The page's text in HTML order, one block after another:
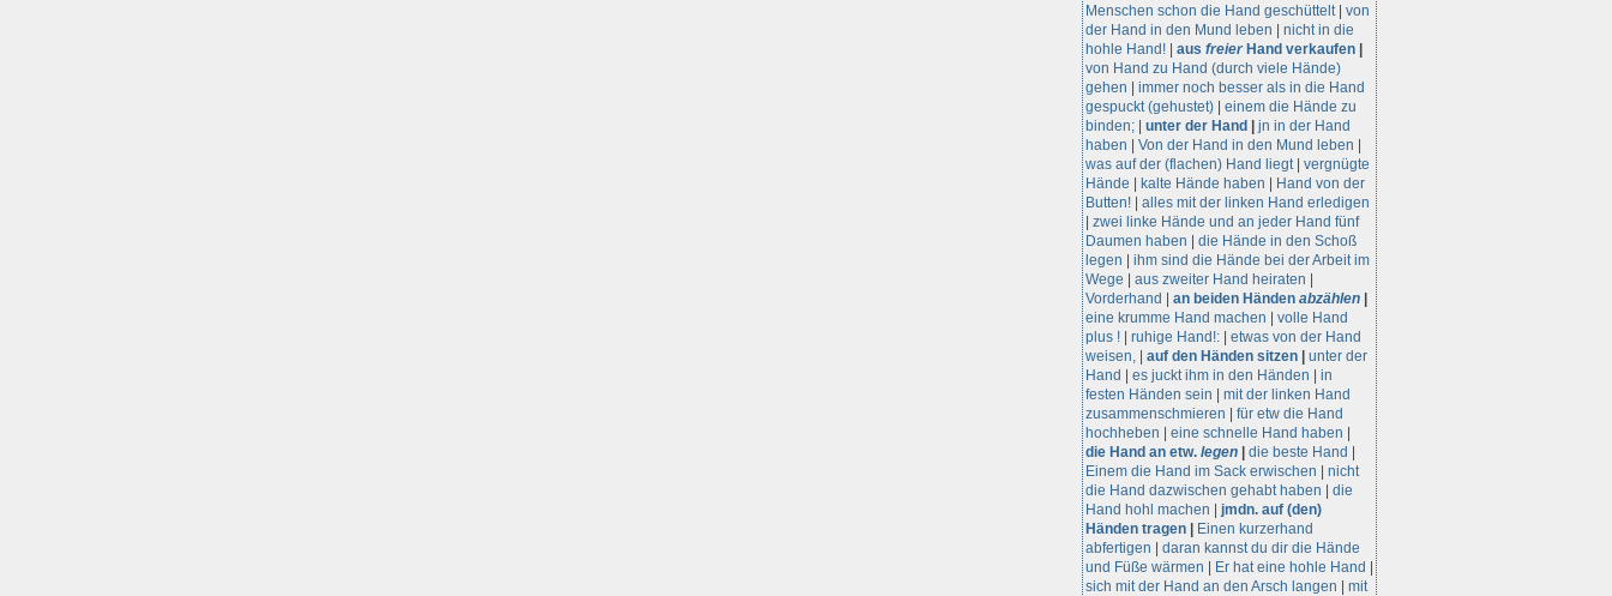
Menschen schon die Hand geschüttelt| von
der Hand in den Mund leben
nicht in die
hohle Hand!
aus freier Hand verkaufen
von Hand zu Hand (durch viele Hände)
gehen
immer noch besser als in die Hand
gespuckt (gehustet)
einem die Hände zu
binden;
unter der Hand
jn in der Hand
haben
Von der Hand in den Mund leben
was auf der (flachen) Hand liegt| vergnügte
Hände
kalte Hände haben
Hand von der
Butten!
alles mit der linken Hand erledigen
zwei linke Hände und an jeder Hand fünf
Daumen haben
die Hände in den Schoß
legen
ihm sind die Hände bei der Arbeit im
Wege
aus zweiter Hand heiraten
Vorderhand
an beiden Händen abzählen
eine krumme Hand machen
volle Hand
plus !
ruhige Hand!:
etwas von der Hand
weisen,
auf den Händen sitzen
unter der
Hand
es juckt ihm in den Händen
in
festen Händen sein
mit der linken Hand
zusammenschmieren
für etw die Hand
hochheben
eine schnelle Hand haben
die Hand an etw. legen die beste Hand
Einem die Hand im Sack erwischen
nicht
die Hand dazwischen gehabt haben
die
Hand hohl machen
jmdn. auf (den)
Händen tragen
Einen kurzerhand
abfertigen
daran kannst du dir die Hände
und Füße wärmen
Er hat eine hohle Hand
sich mit der Hand an den Arsch langen
mit